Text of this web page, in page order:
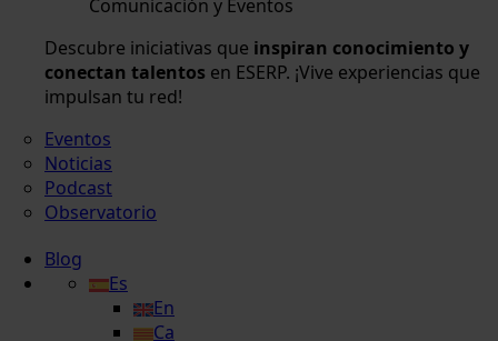
Comunicación y Eventos
Descubre iniciativas que inspiran conocimiento y
conectan talentos en ESERP. ¡Vive experiencias que
impulsan tu red!
Eventos
Noticias
Podcast
Observatorio
Blog
Es
En
Ca